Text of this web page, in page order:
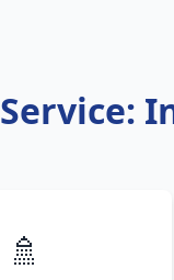
Service:
🚿